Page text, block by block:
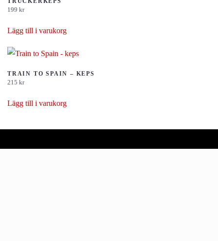
199 kr
Lägg till i varukorg
TRAIN TO SPAIN – KEPS
215 kr
Lägg till i varukorg